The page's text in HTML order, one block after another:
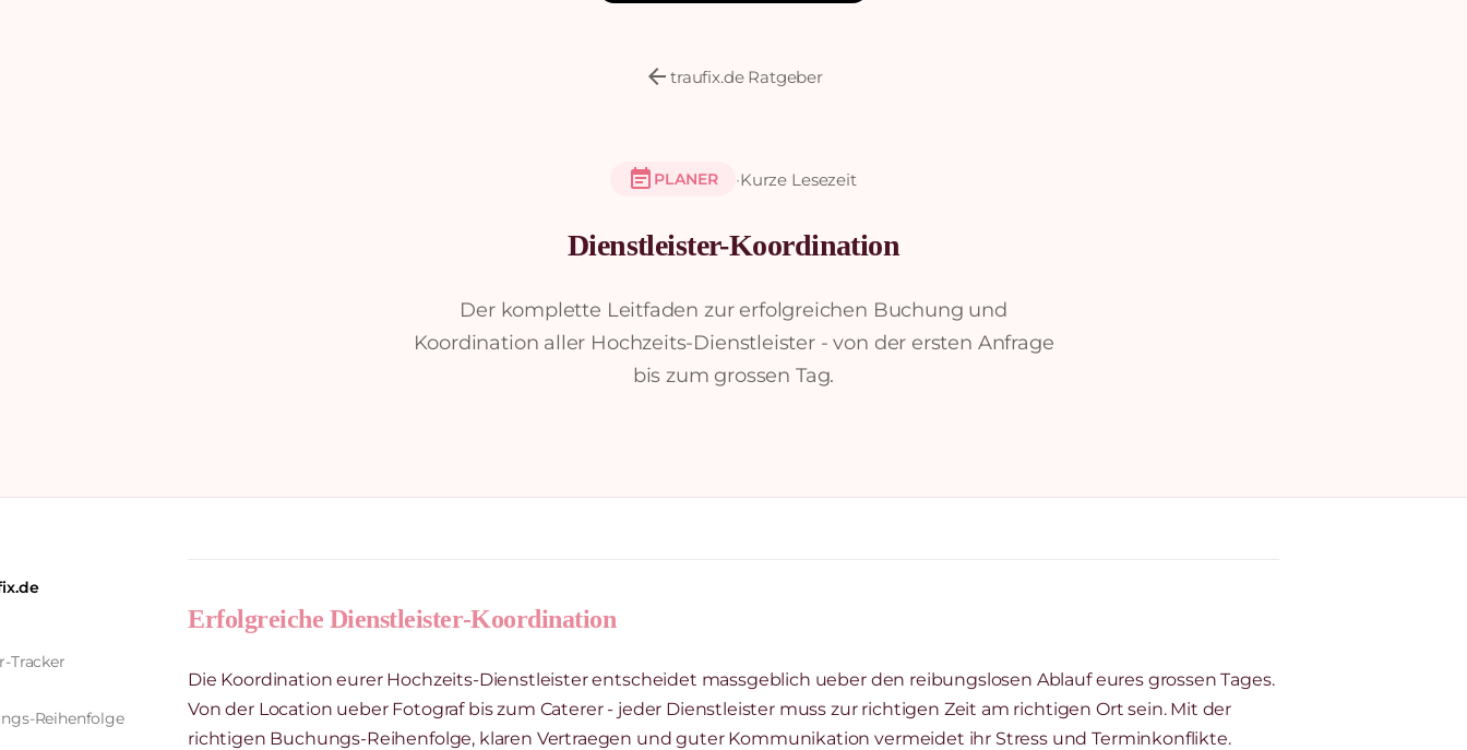
arrow_backtraufix.de Ratgeber
event_note PLANER ·Kurze Lesezeit
Dienstleister-Koordination
Der komplette Leitfaden zur erfolgreichen Buchung und
Koordination aller Hochzeits-Dienstleister - von der ersten Anfrage
bis zum grossen Tag.
Tracker
Reihenfolge
Erfolgreiche Dienstleister-Koordination
Die Koordination eurer Hochzeits-Dienstleister entscheidet massgeblich ueber den reibungslosen Ablauf eures grossen Tages.
Von der Location ueber Fotograf bis zum Caterer - jeder Dienstleister muss zur richtigen Zeit am richtigen Ort sein. Mit der
richtigen Buchungs-Reihenfolge, klaren Vertraegen und guter Kommunikation vermeidet ihr Stress und Terminkonflikte.